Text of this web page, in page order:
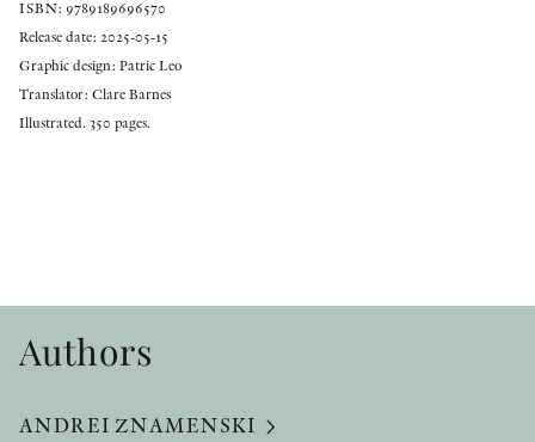
ISBN: 9789189696570
Release date: 2025-05-15
Graphic design: Patric Leo
Translator: Clare Barnes
Illustrated. 350 pages.
Authors
ANDREI ZNAMENSKI